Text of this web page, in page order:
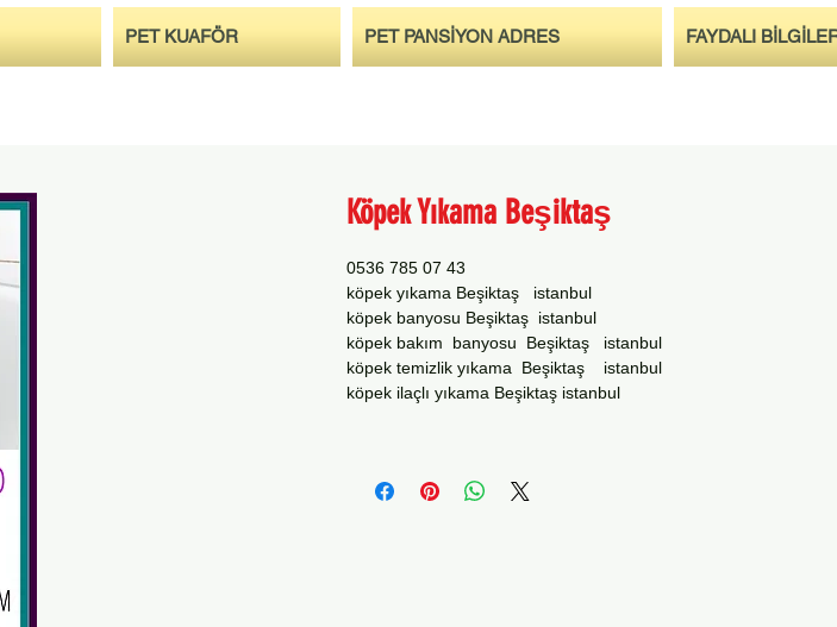
PET KUAFÖR PET PANSİYON ADRES FAYDALI
Köpek Yıkama Beşiktaş
0536 785 07 43
köpek yıkama Beşiktaş istanbul
köpek banyosu Beşiktaş istanbul
köpek bakım banyosu Beşiktaş istanbul
köpek temizlik yıkama Beşiktaş istanbul
köpek ilaçlı yıkama Beşiktaş istanbul